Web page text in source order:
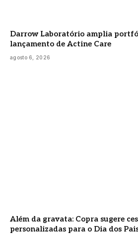
Darrow Laboratório amplia
lançamento de Actine Care
agosto 6, 2026
Além da gravata: Copra sugere
personalizadas para o Dia dos